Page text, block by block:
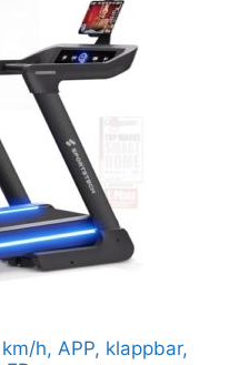
h, APP, klappbar,